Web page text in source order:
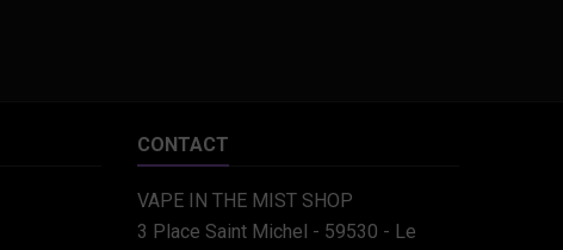
CONTACT
VAPE IN THE MIST SHOP
3 Place Saint Michel - 59530 - Le